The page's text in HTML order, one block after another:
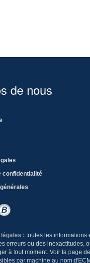
de nous
confidentialité
: toutes les informations
erreurs ou des
à tout moment. Voir la page
par machine au nom